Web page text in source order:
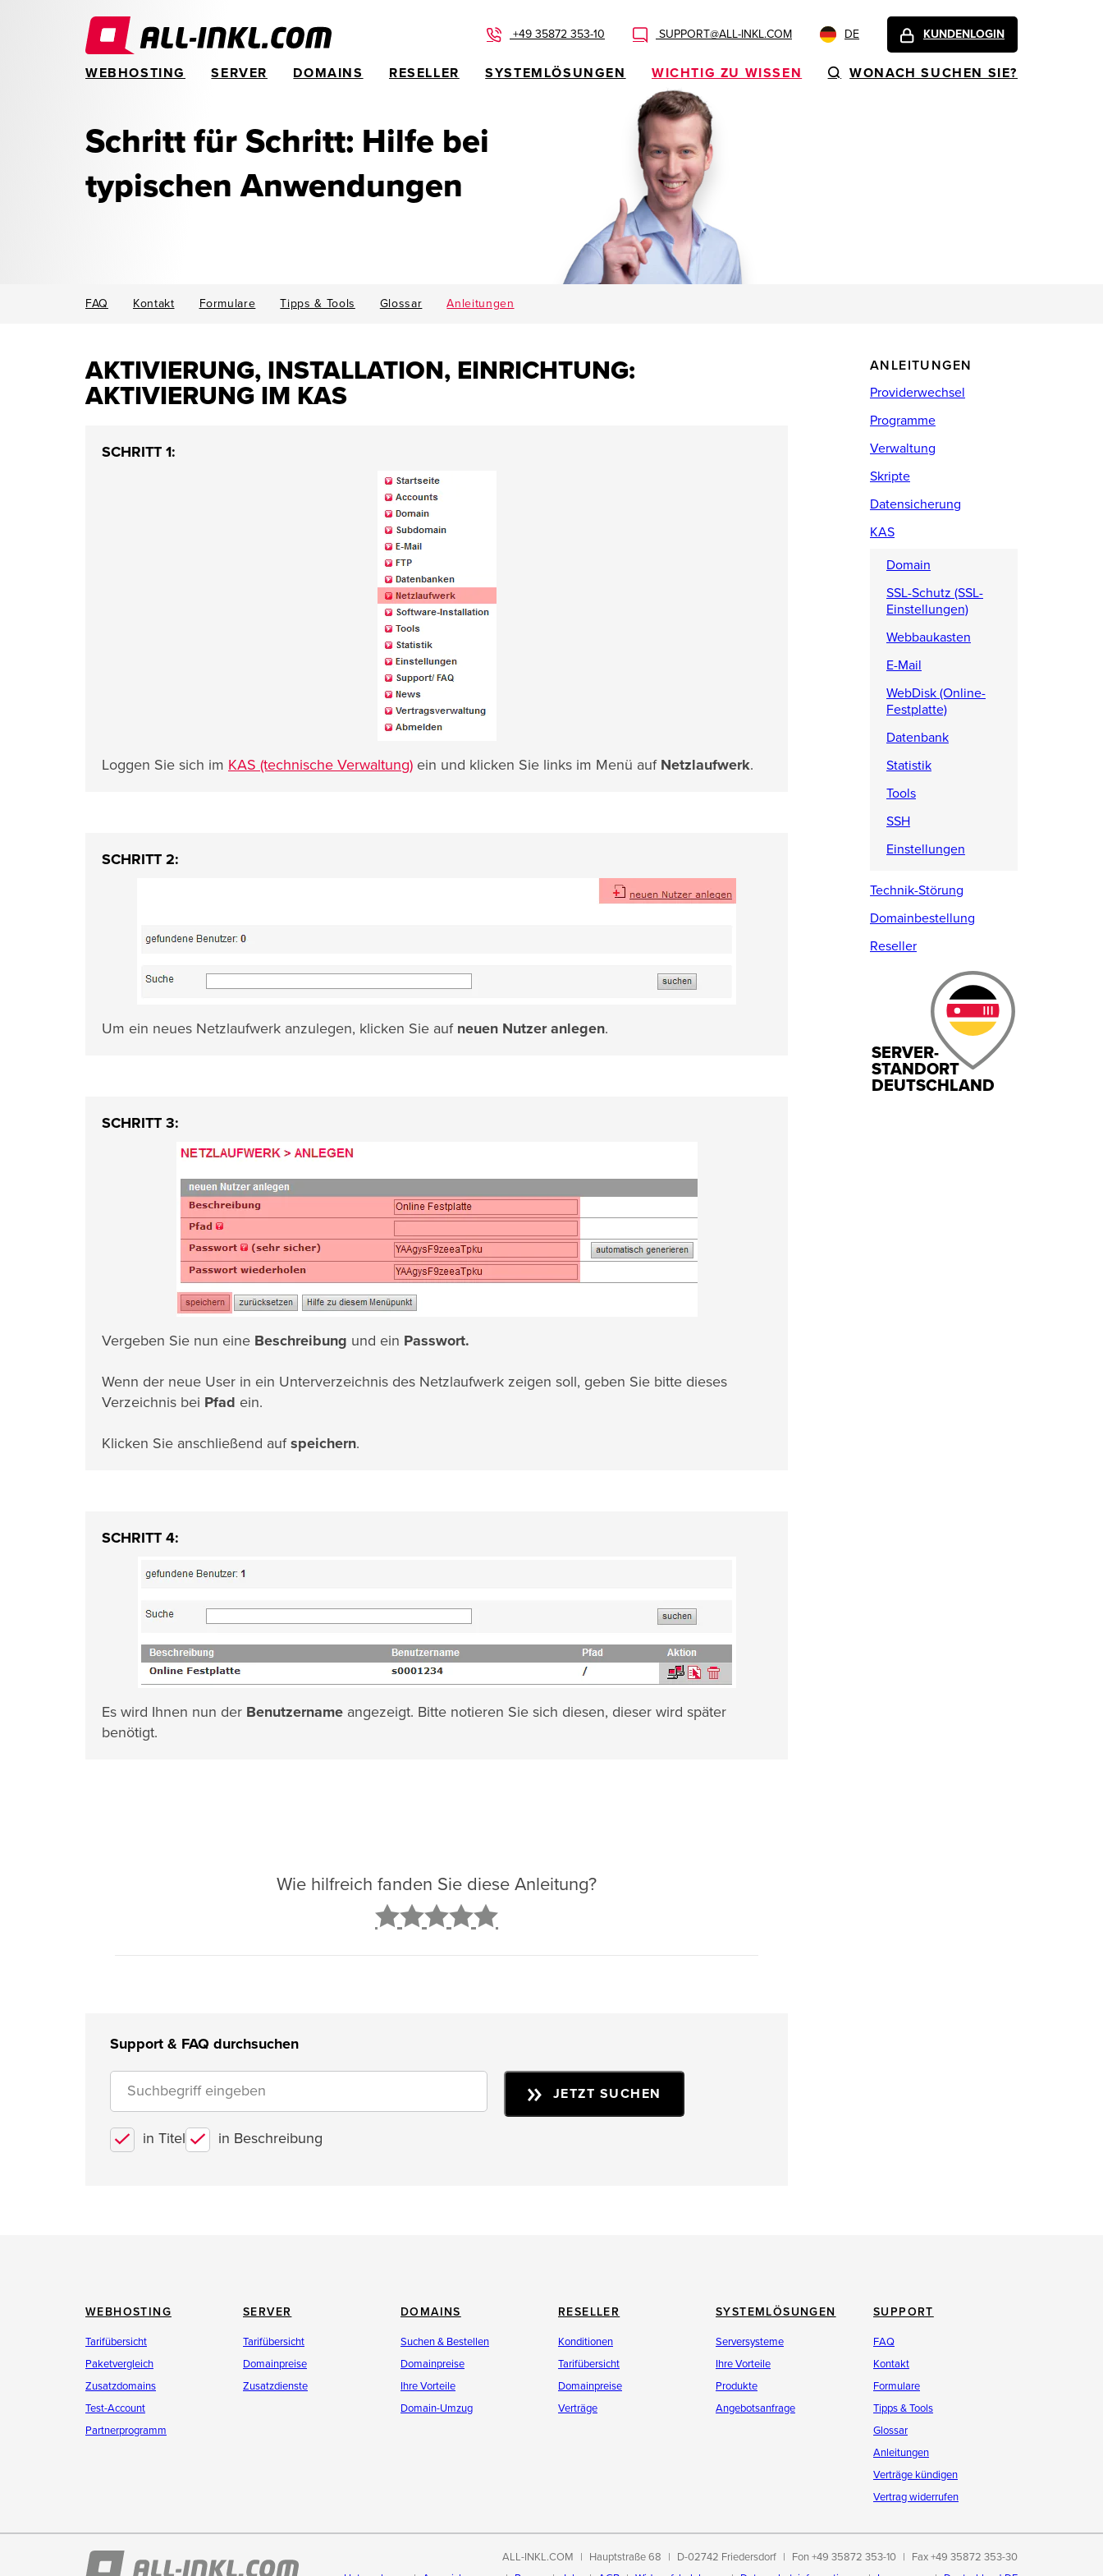
+49 35872 353-10 SUPPORT@ALL-INKL.COM DE KUNDENLOGIN
WEBHOSTING SERVER DOMAINS RESELLER SYSTEMLÖSUNGEN WICHTIG ZU WISSEN WONACH SUCHEN SIE?
Schritt für Schritt: Hilfe bei
typischen Anwendungen
FAQ Kontakt Formulare Tipps & Tools Glossar Anleitungen
AKTIVIERUNG, INSTALLATION, EINRICHTUNG:
AKTIVIERUNG IM KAS
SCHRITT 1:
Loggen Sie sich im KAS (technische Verwaltung) ein und klicken Sie links im Menü auf Netzlaufwerk.
SCHRITT 2:
Um ein neues Netzlaufwerk anzulegen, klicken Sie auf neuen Nutzer anlegen.
SCHRITT 3:
Vergeben Sie nun eine Beschreibung und ein Passwort.
Wenn der neue User in ein Unterverzeichnis des Netzlaufwerk zeigen soll, geben Sie bitte dieses
Verzeichnis bei Pfad ein.
Klicken Sie anschließend aufspeichern.
SCHRITT 4:
Es wird Ihnen nun der Benutzername angezeigt. Bitte notieren Sie sich diesen, dieser wird später
benötigt.
Wie hilfreich fanden Sie diese Anleitung?
Support & FAQ durchsuchen
in Titel in Beschreibung
JETZT SUCHEN
ANLEITUNGEN
Providerwechsel
Programme
Verwaltung
Skripte
Datensicherung
KAS
Domain
SSL-Schutz (SSL-
Einstellungen)
Webbaukasten
E-Mail
WebDisk (Online-
Festplatte)
Datenbank
Statistik
Tools
SSH
Einstellungen
Technik-Störung
Domainbestellung
Reseller
SERVER-
STANDORT
DEUTSCHLAND
WEBHOSTING
Tarifübersicht
Paketvergleich
Zusatzdomains
Test-Account
Partnerprogramm
SERVER
Tarifübersicht
Domainpreise
Zusatzdienste
DOMAINS
Suchen & Bestellen
Domainpreise
Ihre Vorteile
Domain-Umzug
RESELLER
Konditionen
Tarifübersicht
Domainpreise
Verträge
SYSTEMLÖSUNGEN
Serversysteme
Ihre Vorteile
Produkte
Angebotsanfrage
SUPPORT
FAQ
Kontakt
Formulare
Tipps & Tools
Glossar
Anleitungen
Verträge kündigen
Vertrag widerrufen
ALL-INKL.COM Hauptstraße 68 D-02742 Friedersdorf Fon +49 35872 353-10
Fax +49 35872 353-30